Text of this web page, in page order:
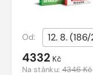
Od:
4332 Kč
Na stánku:4346 Kč